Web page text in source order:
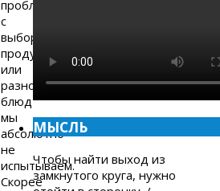
проблем
с
выбором
продуктов
или
разнообразием
блюд
мы
абсолютно
не
испытываем.
Скорее
МЫСЛЬ
Чтобы найти выход из
замкнутого круга, нужно